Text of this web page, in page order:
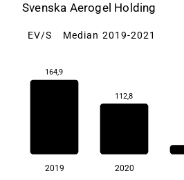
Svenska Aerogel Holding
EV/S Median 2019-2021
164,9
112,8
2019 2020